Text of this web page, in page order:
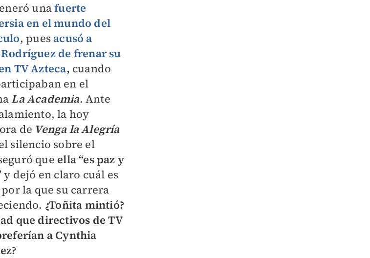
unafuerte
en el mundo del
, pues acusó a
de frenar su
TV Azteca, cuando
en el
La Academia. Ante
la hoy
de Venga la Alegría
silencio sobre el
que ella “es paz y
y dejó en claro cuál es
la que su carrera
¿Toñita mintió?
que directivos de TV
a Cynthia